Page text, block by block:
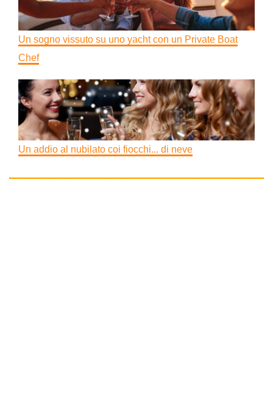
Un sogno vissuto su uno yacht con un Private Boat
Chef
Un addio al nubilato coi fiocchi... di neve